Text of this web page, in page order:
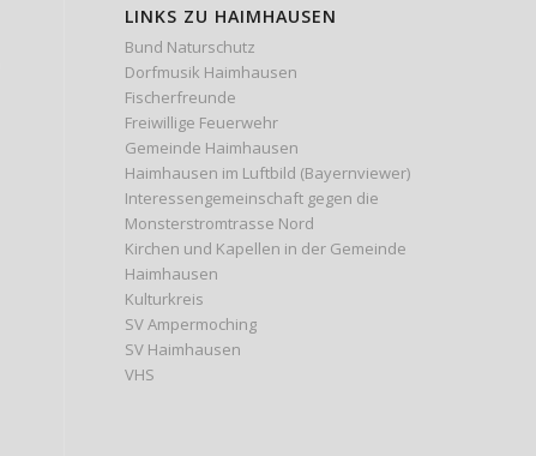
LINKS ZU HAIMHAUSEN
Bund Naturschutz
Dorfmusik Haimhausen
Fischerfreunde
Freiwillige Feuerwehr
Gemeinde Haimhausen
Haimhausen im Luftbild (Bayernviewer)
Interessengemeinschaft gegen die
Monsterstromtrasse Nord
Kirchen und Kapellen in der Gemeinde
Haimhausen
Kulturkreis
SV Ampermoching
SV Haimhausen
VHS